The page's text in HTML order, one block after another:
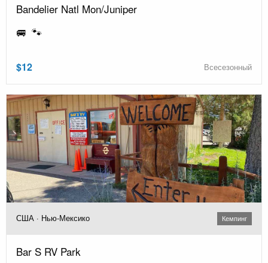
Bandelier Natl Mon/Juniper
🚐 🐾
$12 Всесезонный
США · Нью-Мексико Кемпинг
Bar S RV Park